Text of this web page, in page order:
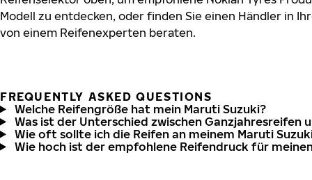
Modell zu entdecken, oder finden Sie einen Händler in
von einem Reifenexperten beraten.
FREQUENTLY ASKED QUESTIONS
Welche Reifengröße hat mein Maruti Suzuki?
Was ist der Unterschied zwischen Ganzjahresreifen
Wie oft sollte ich die Reifen an meinem Maruti
Wie hoch ist der empfohlene Reifendruck für